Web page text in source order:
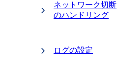
ネットワーク切断
のハンドリング
ログの設定